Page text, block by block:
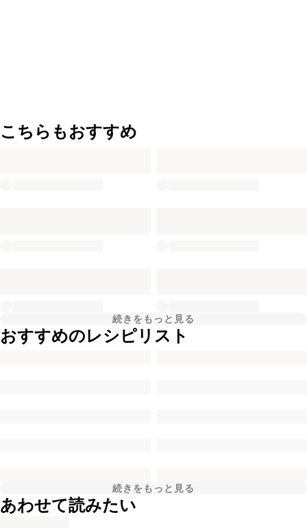
こちらもおすすめ
続きをもっと見る
おすすめのレシピリスト
続きをもっと見る
あわせて読みたい